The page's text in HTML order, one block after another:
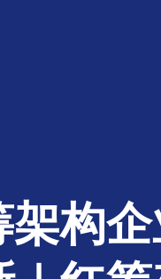
架构